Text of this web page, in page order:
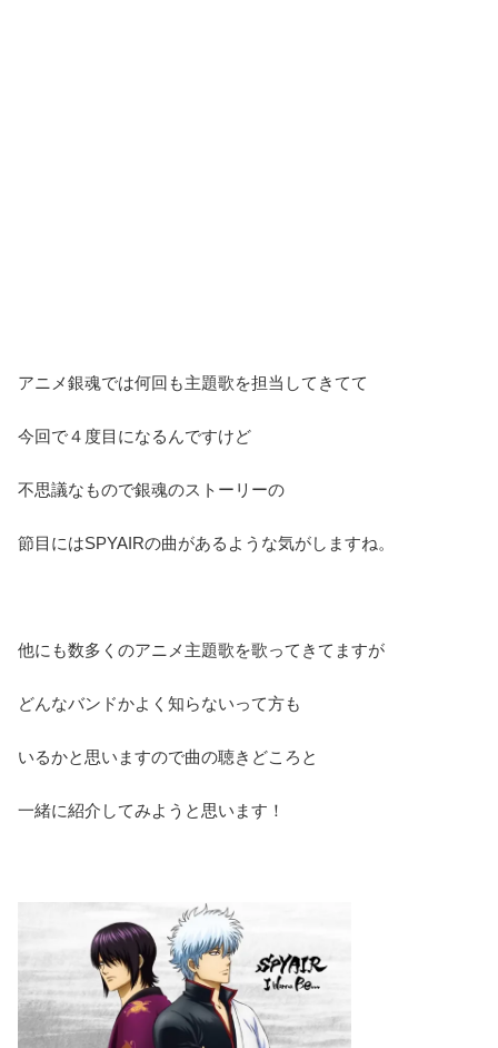
アニメ銀魂では何回も主題歌を担当してきてて
今回で４度目になるんですけど
不思議なもので銀魂のストーリーの
節目にはSPYAIRの曲があるような気がしますね。
他にも数多くのアニメ主題歌を歌ってきてますが
どんなバンドかよく知らないって方も
いるかと思いますので曲の聴きどころと
一緒に紹介してみようと思います！